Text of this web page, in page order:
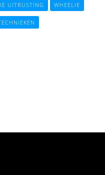
UITRUSTING WHEELIE